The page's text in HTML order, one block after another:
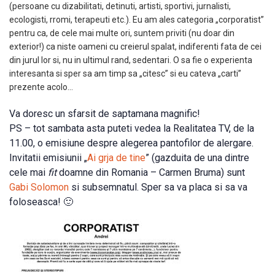
(persoane cu dizabilitati, detinuti, artisti, sportivi, jurnalisti,
ecologisti, rromi, terapeuti etc.). Eu am ales categoria „corporatist”
pentru ca, de cele mai multe ori, suntem priviti (nu doar din
exterior!) ca niste oameni cu creierul spalat, indiferenti fata de cei
din jurul lor si, nu in ultimul rand, sedentari. O sa fie o experienta
interesanta si sper sa am timp sa „citesc” si eu cateva „carti”
prezente acolo…
Va doresc un sfarsit de saptamana magnific!
PS – tot sambata asta puteti vedea la Realitatea TV, de la
11.00, o emisiune despre alegerea pantofilor de alergare.
Invitatii emisiunii „Ai grja de tine” (gazduita de una dintre
cele mai fitdoamne din Romania – Carmen Bruma) sunt
Gabi Solomon si subsemnatul. Sper sa va placa si sa va
foloseasca! 🙂